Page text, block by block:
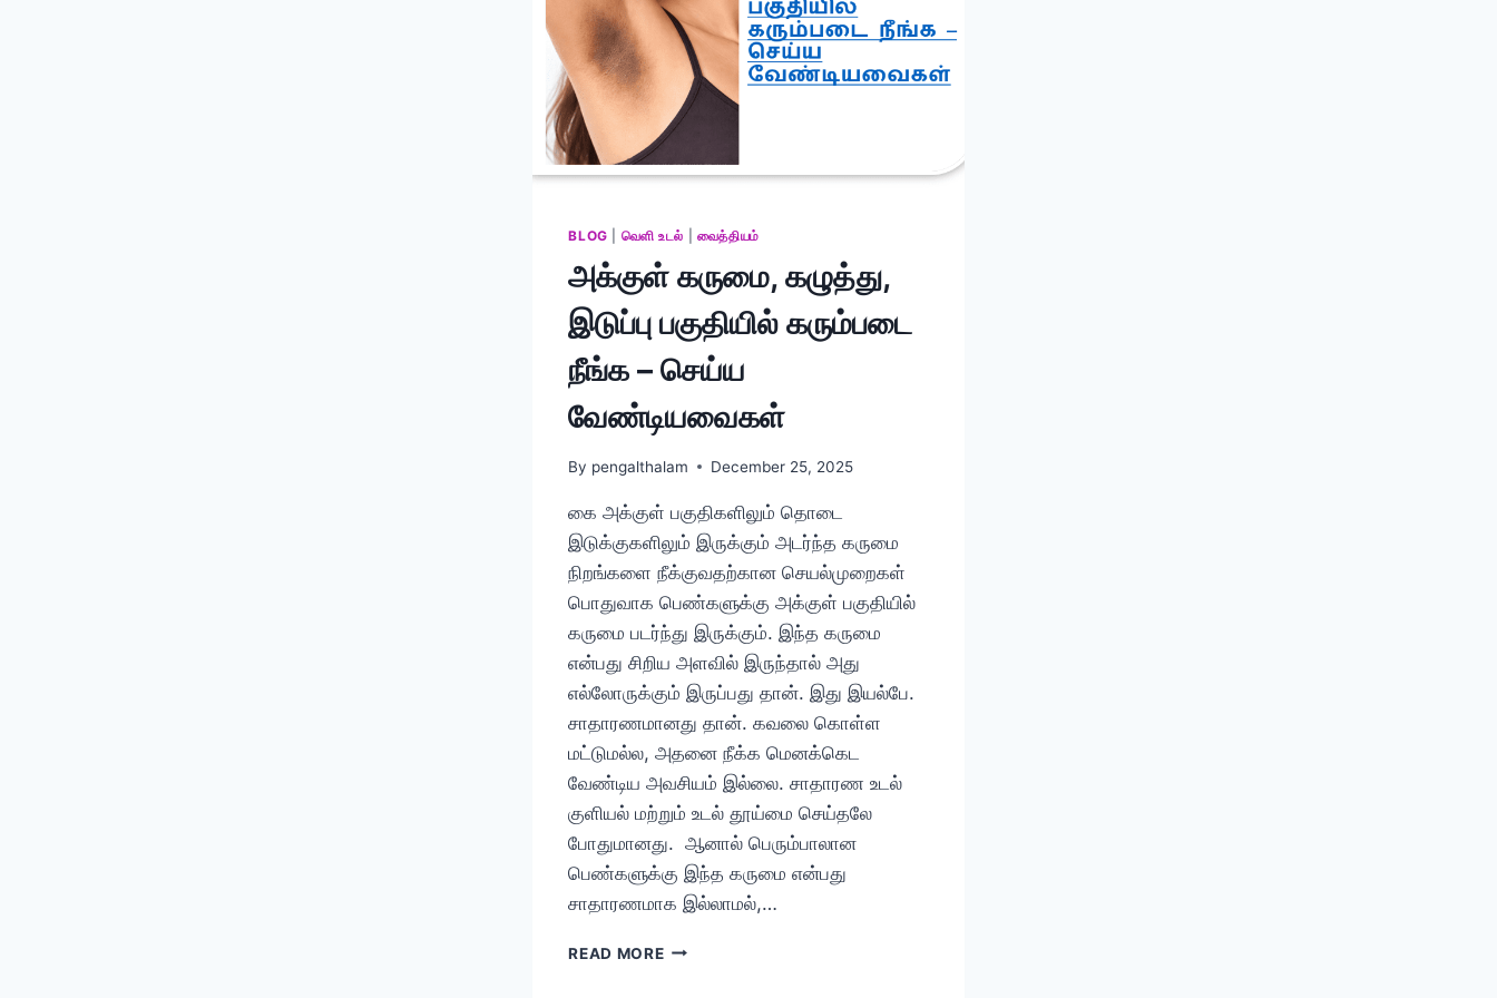
BLOG வெளி உடல் வைத்தியம்
அக்குள் கருமை, கழுத்து,
இடுப்பு பகுதியில் கரும்படை
நீங்க – செய்ய
வேண்டியவைகள்
By pengalthalam December 25, 2025
கை அக்குள் பகுதிகளிலும் தொடை
இடுக்குகளிலும் இருக்கும் அடர்ந்த கருமை
நிறங்களை நீக்குவதற்கான செயல்முறைகள்
பொதுவாக பெண்களுக்கு அக்குள் பகுதியில்
கருமை படர்ந்து இருக்கும். இந்த கருமை
என்பது சிறிய அளவில் இருந்தால் அது
எல்லோருக்கும் இருப்பது தான். இது இயல்பே.
சாதாரணமானது தான். கவலை கொள்ள
மட்டுமல்ல, அதனை நீக்க மெனக்கெட
வேண்டிய அவசியம் இல்லை. சாதாரண உடல்
குளியல் மற்றும் உடல் தூய்மை செய்தலே
போதுமானது. ஆனால் பெரும்பாலான
பெண்களுக்கு இந்த கருமை என்பது
சாதாரணமாக இல்லாமல்,…
READ MOREஅக்குள்